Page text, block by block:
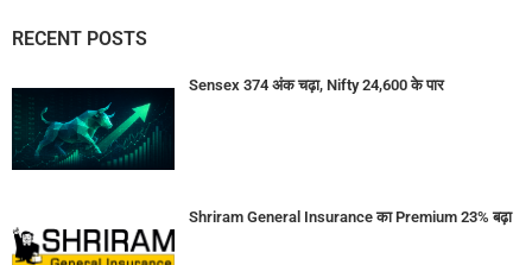
RECENT POSTS
Sensex 374 अंक चढ़ा, Nifty 24,600 के पार
Shriram General Insurance का Premium 23% बढ़ा